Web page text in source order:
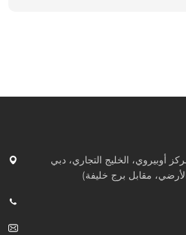
أوبيروي، الخليج التجاري، دبي
الأرضي، مقابل برج خليفة)